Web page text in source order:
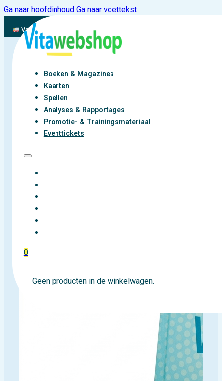
Ga naar hoofdinhoud Ga naar voettekst
Vandaag besteld, binnen 2-3 werkdagen aan de slag met vitaliteit
Boeken & Magazines
Kaarten
Spellen
Analyses & Rapportages
Promotie- & Trainingsmateriaal
Eventtickets
0
Geen producten in de winkelwagen.